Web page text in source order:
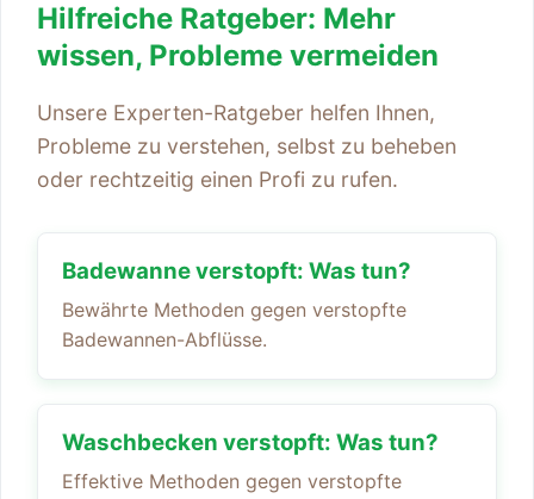
Hilfreiche Ratgeber: Mehr
wissen, Probleme vermeiden
Unsere Experten-Ratgeber helfen Ihnen,
Probleme zu verstehen, selbst zu beheben
oder rechtzeitig einen Profi zu rufen.
Badewanne verstopft: Was tun?
Bewährte Methoden gegen verstopfte
Badewannen-Abflüsse.
Waschbecken verstopft: Was tun?
Effektive Methoden gegen verstopfte